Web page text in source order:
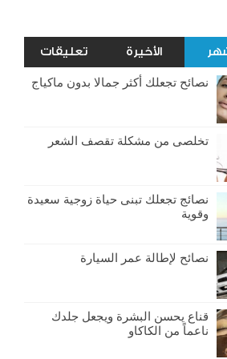
الأخيرة تعليقات
نصائح تجعلك أكثر جمالا بدون ماكياج
تخلصى من مشكلة تقصف الشعر
نصائج تجعلك تبنى حياة زوجية سعيدة
وقوية
نصائح لإطالة عمر السيارة
قناع يحسن البشرة ويجعل جلدك
ناعماً من الكاكاو